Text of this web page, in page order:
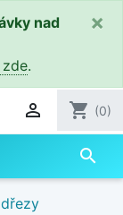
nad
.
×
 shopping_cart (0)
search